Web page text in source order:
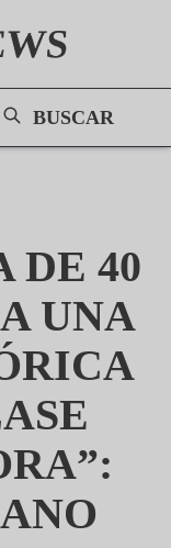
BUSCAR
DE 40
UNA